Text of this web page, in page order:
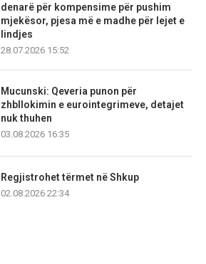
denarë për kompensime për pushim
mjekësor, pjesa më e madhe për lejet e
lindjes
28.07.2026 15:52
Mucunski: Qeveria punon për
zhbllokimin e eurointegrimeve, detajet
nuk thuhen
03.08.2026 16:35
Regjistrohet tërmet në Shkup
02.08.2026 22:34